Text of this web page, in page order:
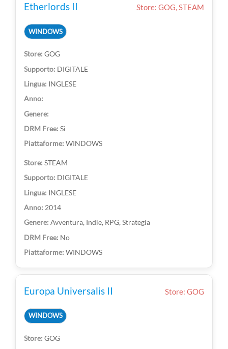
Etherlords II Store: GOG, STEAM
WINDOWS
GOG
DIGITALE
INGLESE
Sì
WINDOWS
STEAM
DIGITALE
INGLESE
2014
Avventura, Indie, RPG, Strategia
No
WINDOWS
Europa Universalis II Store: GOG
WINDOWS
GOG